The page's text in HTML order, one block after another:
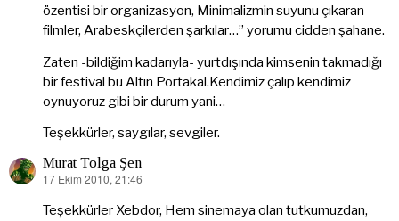
özentisi bir organizasyon, Minimalizmin suyunu çıkaran
filmler, Arabeskçilerden şarkılar…” yorumu cidden şahane.
Zaten -bildiğim kadarıyla- yurtdışında kimsenin takmadığı
bir festival bu Altın Portakal.Kendimiz çalıp kendimiz
oynuyoruz gibi bir durum yani…
Teşekkürler, saygılar, sevgiler.
Murat Tolga Şen
dedi
17 Ekim 2010, 21:46
Teşekkürler Xebdor, Hem sinemaya olan tutkumuzdan,